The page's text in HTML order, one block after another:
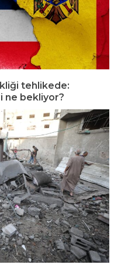
tehlikede:
ne bekliyor?